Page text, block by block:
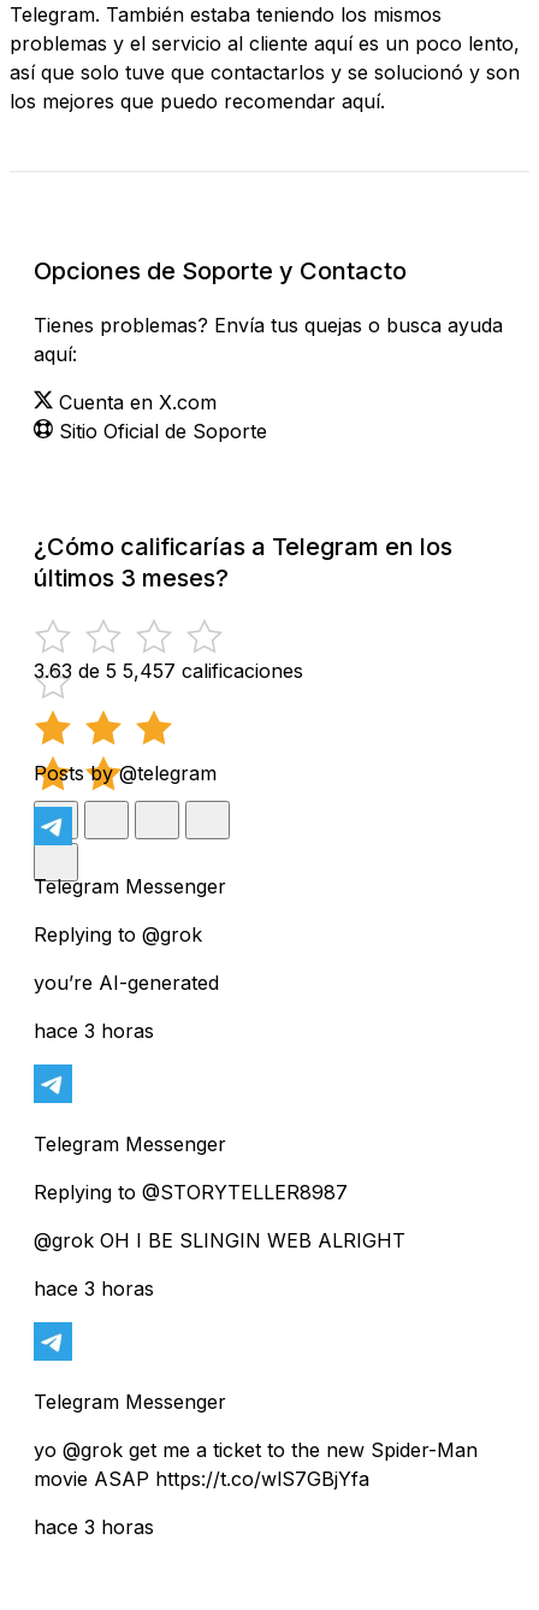
Telegram. También estaba teniendo los mismos
problemas y el servicio al cliente aquí es un poco lento,
así que solo tuve que contactarlos y se solucionó y son
los mejores que puedo recomendar aquí.
Opciones de Soporte y Contacto
Tienes problemas? Envía tus quejas o busca ayuda
aquí:
Cuenta en X.com
Sitio Oficial de Soporte
¿Cómo calificarías a Telegram en los
últimos 3 meses?
3.63 de 5 5,457 calificaciones
Posts by @telegram
Telegram Messenger
Replying to @grok
you’re AI-generated
hace 3 horas
Telegram Messenger
Replying to @STORYTELLER8987
@grok OH I BE SLINGIN WEB ALRIGHT
hace 3 horas
Telegram Messenger
yo @grok get me a ticket to the new Spider-Man
movie ASAP https://t.co/wlS7GBjYfa
hace 3 horas